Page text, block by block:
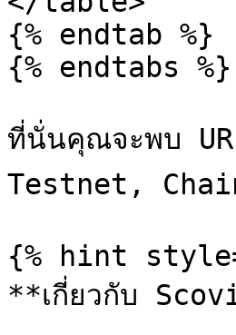
{% endtab %}
{% endtabs %}
ที่นั่นคุณจะพบ
Testnet,
{% hint
**เกี่ยวกับ